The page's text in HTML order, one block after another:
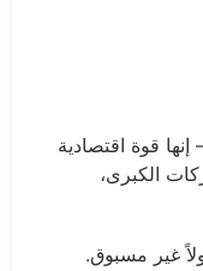
قوة اقتصادية
الكبرى،
تحولاً غير مسبوق.